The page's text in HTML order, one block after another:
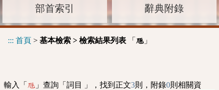
部首索引 辭典附錄
::: 首頁 > 基本檢索 > 檢索結果列表 「 豗 」
輸入「 豗 」查詢「詞目 」，找到正文3則，附錄0則相關資